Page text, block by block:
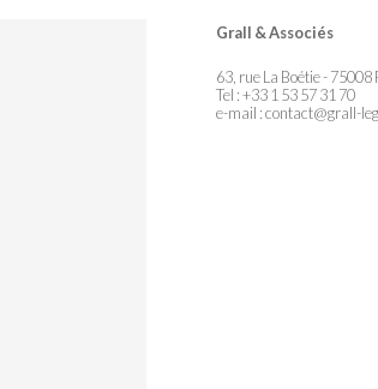
Grall & Associés
63, rue La Boétie - 75008
Tel : +33 1 53 57 31 70
e-mail :contact@grall-